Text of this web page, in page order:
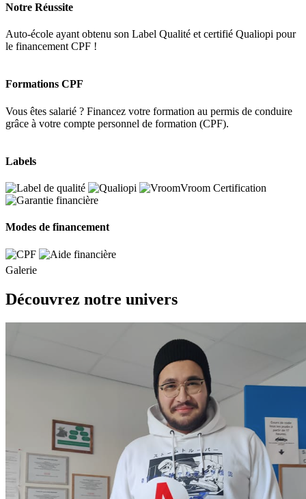
Notre Réussite
Auto-école ayant obtenu son Label Qualité et certifié Qualiopi pour
le financement CPF !
Formations CPF
Vous êtes salarié ? Financez votre formation au permis de conduire
grâce à votre compte personnel de formation (CPF).
Labels
Modes de financement
Galerie
Découvrez notre univers